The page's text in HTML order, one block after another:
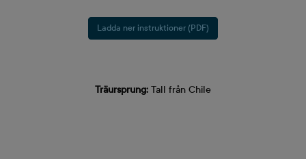
Ladda ner instruktioner (PDF)
Träursprung: Tall från Chile